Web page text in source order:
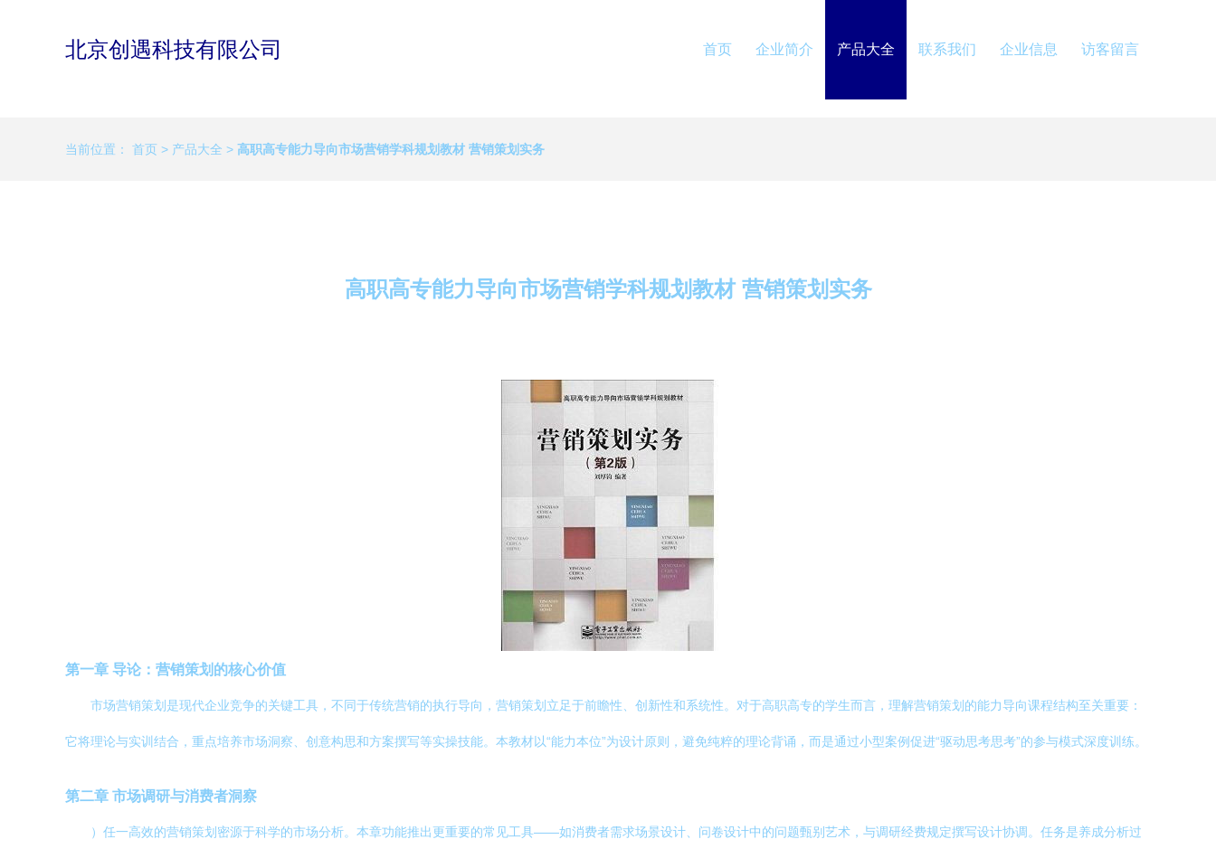
北京创遇科技有限公司 首页 企业简介 产品大全 联系我们 企业信息 访客留言
当前位置： 首页 > 产品大全 > 高职高专能力导向市场营销学科规划教材 营销策划实务
高职高专能力导向市场营销学科规划教材 营销策划实务
第一章 导论：营销策划的核心价值
市场营销策划是现代企业竞争的关键工具，不同于传统营销的执行导向，营销策划立足于前瞻性、创新性和系统性。对于高职高专的学生而言，理解营销策划的能力导向课程结构至关重要：
它将理论与实训结合，重点培养市场洞察、创意构思和方案撰写等实操技能。本教材以“能力本位”为设计原则，避免纯粹的理论背诵，而是通过小型案例促进“驱动思考思考”的参与模式深度训练。
第二章 市场调研与消费者洞察
）任一高效的营销策划密源于科学的市场分析。本章功能推出更重要的常见工具——如消费者需求场景设计、问卷设计中的问题甄别艺术，与调研经费规定撰写设计协调。任务是养成分析过